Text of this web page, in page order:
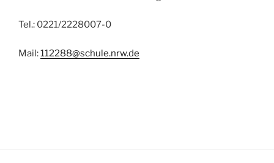
Tel.: 0221/2228007-0
Mail:112288@schule.nrw.de